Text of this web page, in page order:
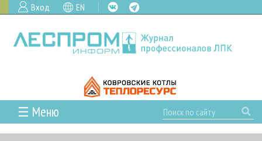
Вход EN
☰ Меню
ГЛАВНАЯ